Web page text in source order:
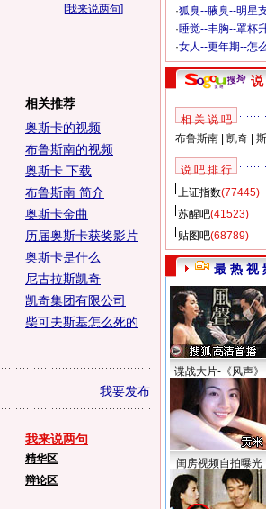
[我来说两句]
相关推荐
奥斯卡的视频
布鲁斯南的视频
奥斯卡 下载
布鲁斯南 简介
奥斯卡金曲
历届奥斯卡获奖影片
奥斯卡是什么
尼古拉斯凯奇
凯奇集团有限公司
柴可夫斯基怎么死的
我要发布
我来说两句
精华区
辩论区
·狐臭--腋臭--明星
·睡觉--丰胸--罩杯
·女人--更年期--怎
说
相 关 说 吧
布鲁斯南| 凯奇|
说 吧 排 行
上证指数(77445)
苏醒吧(41523)
贴图吧(68789)
最 热 视
谍战大片-《风声》
闺房视频自拍曝光